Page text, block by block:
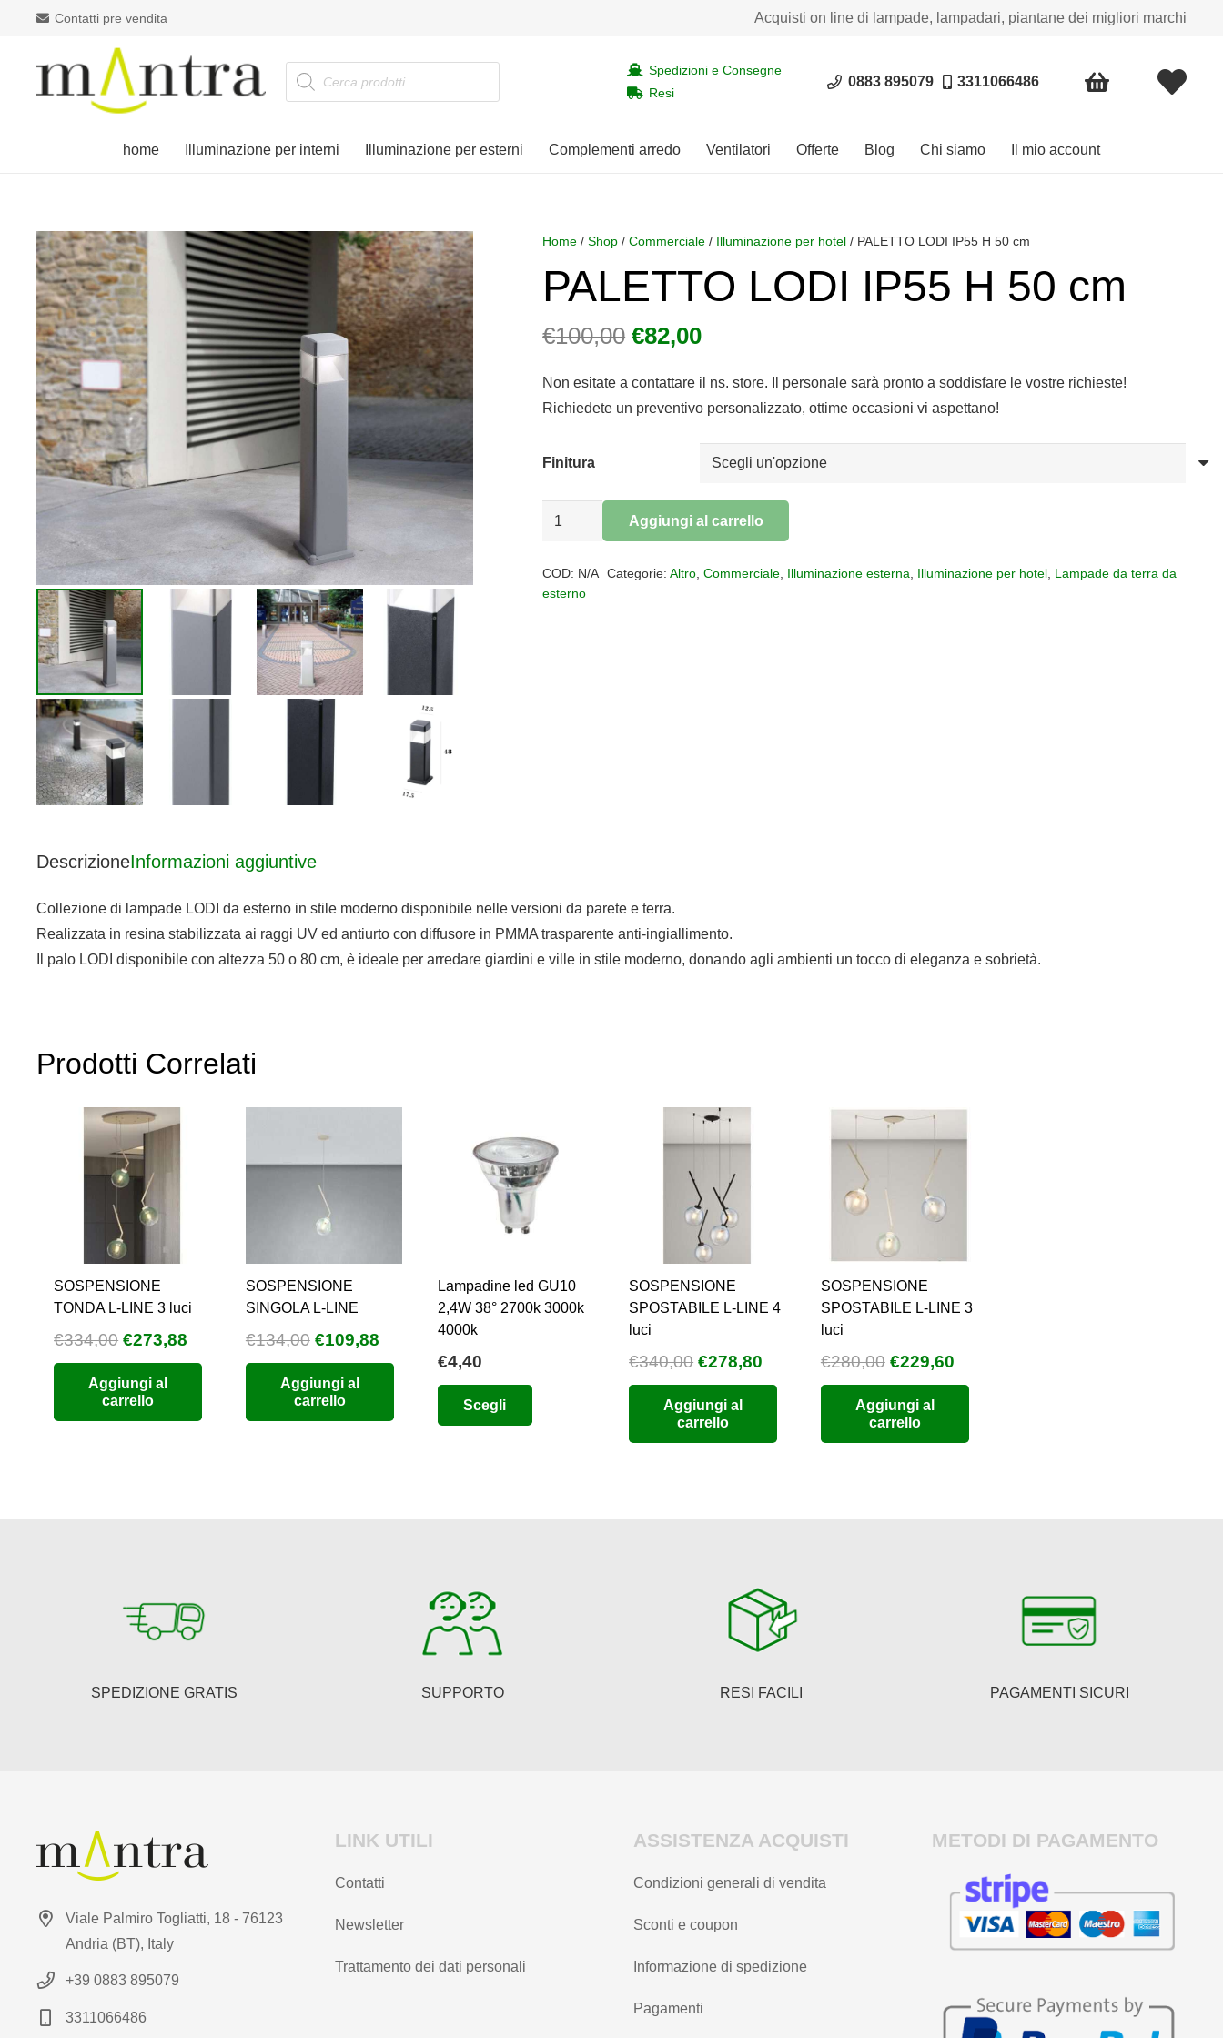
Contatti pre vendita Acquisti on line di lampade, lampadari, piantane dei migliori marchi
Products
search
Spedizioni e Consegne
Resi
0883 895079 3311066486
home Illuminazione per interni Illuminazione per esterni Complementi arredo Ventilatori Offerte Blog Chi siamo Il mio account
Home /Shop /Commerciale / Illuminazione per hotel / PALETTO LODI IP55 H 50 cm
PALETTO LODI IP55 H 50 cm
€100,00 Il
originale
era:
€82,00Il
attuale
è:
Non esitate a contattare il ns. store. Il personale sarà pronto a soddisfare le vostre richieste!
Richiedete un preventivo personalizzato, ottime occasioni vi aspettano!
Finitura
PALETTO
H
Aggiungi al carrello
COD: N/A Categorie: Altro, Commerciale, Illuminazione esterna Illuminazione per hotel, Lampade da terra da
esterno
DescrizioneInformazioni aggiuntive
Collezione di lampade LODI da esterno in stile moderno disponibile nelle versioni da parete e terra.
Realizzata in resina stabilizzata ai raggi UV ed antiurto con diffusore in PMMA trasparente anti-ingiallimento.
Il palo LODI disponibile con altezza 50 o 80 cm, è ideale per arredare giardini e ville in stile moderno, donando agli ambienti un tocco di eleganza e sobrietà.
Prodotti Correlati
SOSPENSIONE
TONDA L-LINE 3 luci
€334,00 Il
prezzo
originale
era:
€273,88
prezzo
Aggiungi al
carrello
SOSPENSIONE
SINGOLA L-LINE
€134,00 Il
prezzo
originale
era:
€109,88Il
prezzo
Aggiungi al
carrello
Lampadine led GU10
2,4W 38° 2700k 3000k
4000k
€4,40
Scegli
SOSPENSIONE
SPOSTABILE L-LINE 4
luci
€340,00 Il
prezzo
originale
era:
€278,80
prezzo
Aggiungi al
carrello
SOSPENSIONE
SPOSTABILE L-LINE 3
luci
€280,00 Il
prezzo
originale
era:
€229,60Il
prezzo
Aggiungi al
carrello
SPEDIZIONE GRATIS SUPPORTO RESI FACILI PAGAMENTI SICURI
Viale Palmiro Togliatti, 18 - 76123
Andria (BT), Italy
+39 0883 895079
3311066486
LINK UTILI
Contatti
Newsletter
Trattamento dei dati personali
ASSISTENZA ACQUISTI
Condizioni generali di vendita
Sconti e coupon
Informazione di spedizione
Pagamenti
METODI DI PAGAMENTO